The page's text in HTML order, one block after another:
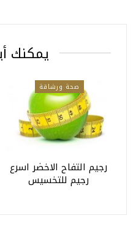
يمكنك
صحة ورشاقة
رجيم التفاح الاخضر اسرع
رجيم للتخسيس